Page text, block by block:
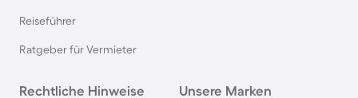
Bungalows in der Toskana
Reiseführer
Ratgeber für Vermieter
Rechtliche Hinweise Unsere Marken